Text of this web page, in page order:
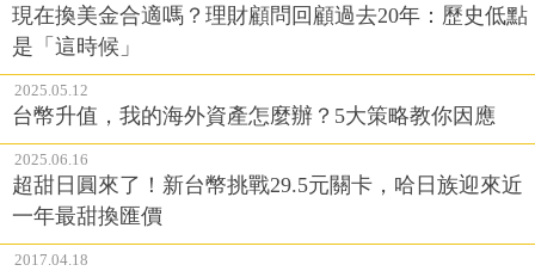
現在換美金合適嗎？理財顧問回顧過去20年：歷史低點
是「這時候」
2025.05.12
台幣升值，我的海外資產怎麼辦？5大策略教你因應
2025.06.16
超甜日圓來了！新台幣挑戰29.5元關卡，哈日族迎來近
一年最甜換匯價
2017.04.18